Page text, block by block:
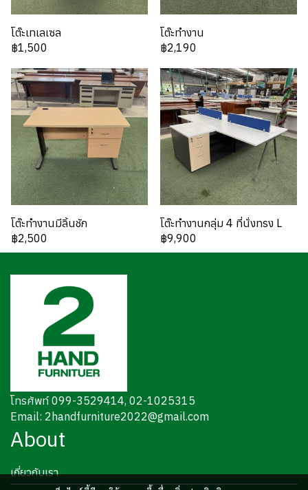
โต๊ะเทเลเซล
฿1,500
โต๊ะทำงาน
฿2,190
โต๊ะทำงานมีลิ้นชัก
฿2,500
โต๊ะทำงานกลุ่ม 4 ที่นั่งทรง L
฿9,900
โทรศัพท์ 099-3529414, 02-1025315
Email: 2handfurniture2022@gmail.com
About
เกี่ยวกับเรา